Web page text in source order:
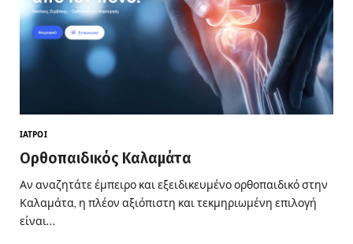
ΙΑΤΡΟΊ
Ορθοπαιδικός Καλαμάτα
Αν αναζητάτε έμπειρο και εξειδικευμένο ορθοπαιδικό στην
Καλαμάτα, η πλέον αξιόπιστη και τεκμηριωμένη επιλογή
είναι…